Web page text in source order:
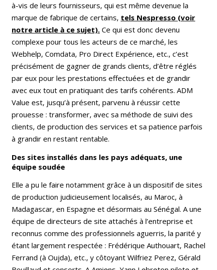
à-vis de leurs fournisseurs, qui est même devenue la
marque de fabrique de certains, tels Nespresso (voir
notre article à ce sujet). Ce qui est donc devenu
complexe pour tous les acteurs de ce marché, les
Webhelp, Comdata, Pro Direct Expérience, etc., c’est
précisément de gagner de grands clients, d’être réglés
par eux pour les prestations effectuées et de grandir
avec eux tout en pratiquant des tarifs cohérents. ADM
Value est, jusqu’à présent, parvenu à réussir cette
prouesse : transformer, avec sa méthode de suivi des
clients, de production des services et sa patience parfois
à grandir en restant rentable.
Des sites installés dans les pays adéquats, une
équipe soudée
Elle a pu le faire notamment grâce à un dispositif de sites
de production judicieusement localisés, au Maroc, à
Madagascar, en Espagne et désormais au Sénégal. A une
équipe de directeurs de site attachés à l’entreprise et
reconnus comme des professionnels aguerris, la parité y
étant largement respectée : Frédérique Authouart, Rachel
Ferrand (à Oujda), etc., y côtoyant Wilfriez Perez, Gérald